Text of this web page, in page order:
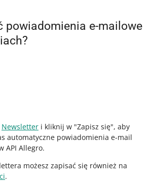
powiadomienia e-mailowe
Newsletter i kliknij w "Zapisz się", aby
automatyczne powiadomienia e-mail
API Allegro.
możesz zapisać się również na
.